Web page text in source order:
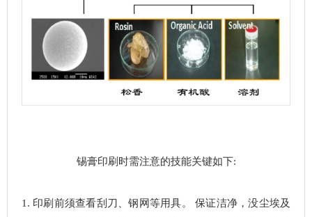
锡膏印刷时需注意的技能关键如下:
1. 印刷前须查看刮刀、钢网等用具。 保证洁净，没尘埃及